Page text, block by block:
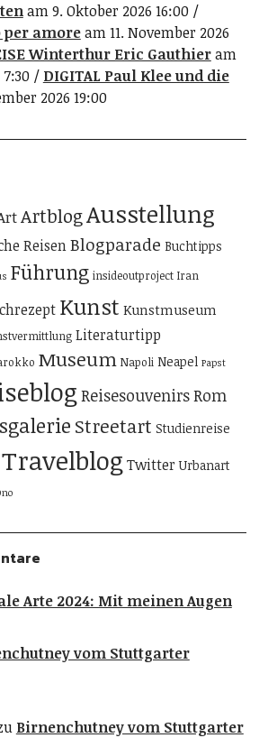
am 9. Oktober 2026 16:00
per amoream 11. November 2026
Winterthur Eric Gauthieram
DIGITAL Paul Klee und die
2026 19:00
ArtblogAusstellung
ReisenBlogparade Buchtipps
Führung insideoutproject Iran
Kunst Kunstmuseum
Literaturtipp
Museum Napoli Neapel Papst
ReisesouvenirsRom
Streetart Studienreise
Travelblog Twitter Urbanart
Arte 2024: Mit meinen Augen
vom Stuttgarter
Birnenchutney vom Stuttgarter